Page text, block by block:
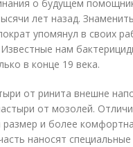
о будущем
лет назад.
упомянул в своих
нам
в конце 19 века.
от ринита внешне
от мозолей.
размер и более
наносят